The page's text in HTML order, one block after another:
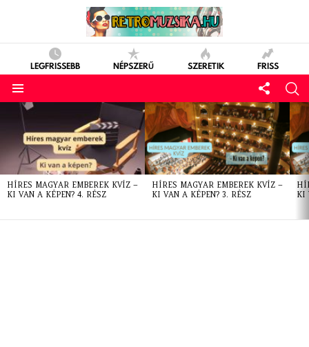
LEGFRISSEBB NÉPSZERŰ SZERETIK FRISS
LATEST
STORIES
HÍRES MAGYAR EMBEREK KVÍZ –
KI VAN A KÉPEN? 4. RÉSZ
HÍRES MAGYAR EMBEREK KVÍZ –
KI VAN A KÉPEN? 3. RÉSZ
KI